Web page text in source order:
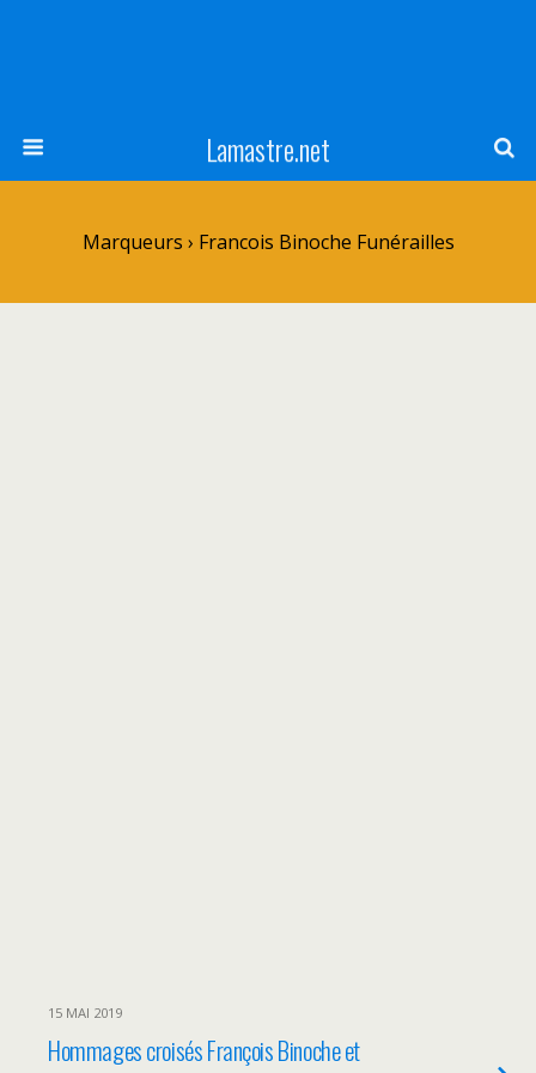
Lamastre.net
Marqueurs › Francois Binoche Funérailles
15 MAI 2019
Hommages croisés François Binoche et